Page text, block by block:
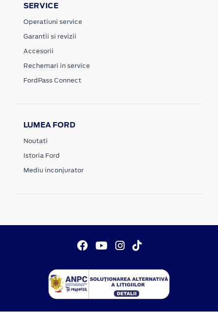
SERVICE
Operatiuni service
Garantii si revizii
Accesorii
Rechemari in service
FordPass Connect
LUMEA FORD
Noutati
Istoria Ford
Mediu inconjurator